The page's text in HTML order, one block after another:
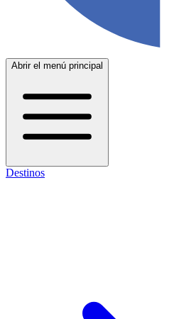
Abrir el menú principal
Destinos